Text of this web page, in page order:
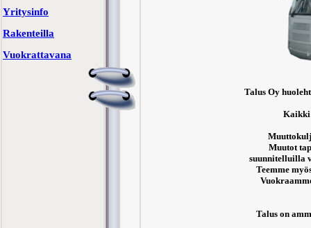
Yritysinfo
Rakenteilla
Vuokrattavana
Talus Oy
Kaikki
Muutot
suunnitelluilla
Teemme
Talus on